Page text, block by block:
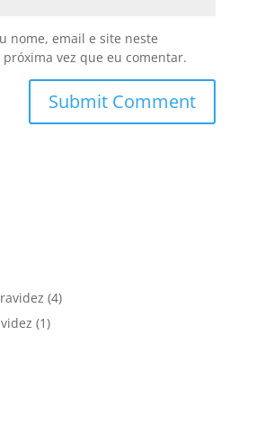
nome, email e site neste
vez que eu comentar.
(4)
(1)